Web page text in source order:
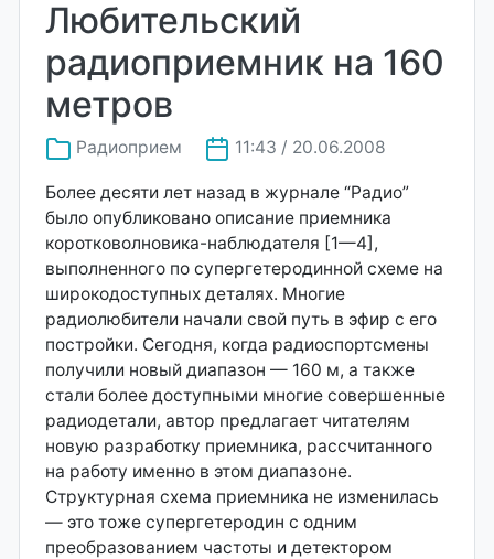
Любительский
радиоприемник на 160
метров
Радиоприем 11:43 / 20.06.2008
Более десяти лет назад в журнале “Радио”
было опубликовано описание приемника
коротковолновика-наблюдателя [1—4],
выполненного по супергетеродинной схеме на
широкодоступных деталях. Многие
радиолюбители начали свой путь в эфир с его
постройки. Сегодня, когда радиоспортсмены
получили новый диапазон — 160 м, а также
стали более доступными многие совершенные
радиодетали, автор предлагает читателям
новую разработку приемника, рассчитанного
на работу именно в этом диапазоне.
Структурная схема приемника не изменилась
— это тоже супергетеродин с одним
преобразованием частоты и детектором